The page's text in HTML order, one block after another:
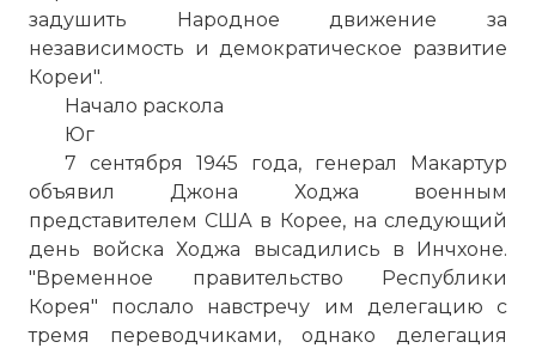
задушить Народное движение за
независимость и демократическое развитие
Кореи".
Начало раскола
Юг
7 сентября 1945 года, генерал Макартур
объявил Джона Ходжа военным
представителем США в Корее, на следующий
день войска Ходжа высадились в Инчхоне.
"Временное правительство Республики
Корея" послало навстречу им делегацию с
тремя переводчиками, однако делегация